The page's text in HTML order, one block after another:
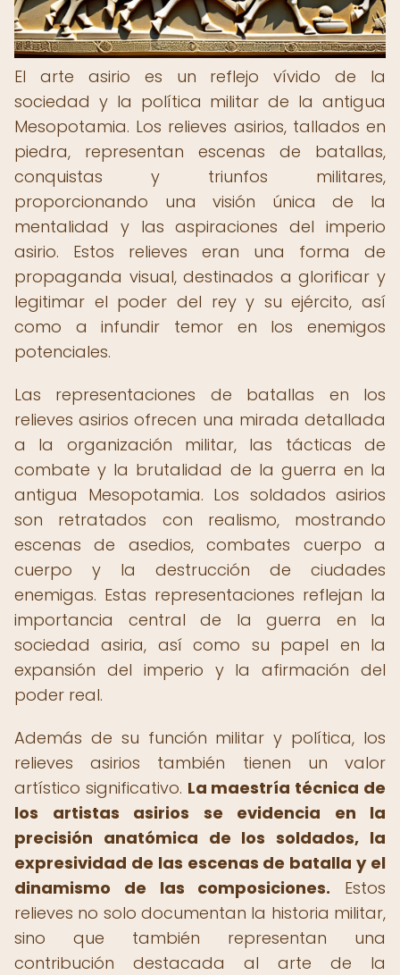
El arte asirio es un reflejo vívido de la
sociedad y la política militar de la antigua
Mesopotamia. Los relieves asirios, tallados en
piedra, representan escenas de batallas,
conquistas y triunfos militares,
proporcionando una visión única de la
mentalidad y las aspiraciones del imperio
asirio. Estos relieves eran una forma de
propaganda visual, destinados a glorificar y
legitimar el poder del rey y su ejército, así
como a infundir temor en los enemigos
potenciales.
Las representaciones de batallas en los
relieves asirios ofrecen una mirada detallada
a la organización militar, las tácticas de
combate y la brutalidad de la guerra en la
antigua Mesopotamia. Los soldados asirios
son retratados con realismo, mostrando
escenas de asedios, combates cuerpo a
cuerpo y la destrucción de ciudades
enemigas. Estas representaciones reflejan la
importancia central de la guerra en la
sociedad asiria, así como su papel en la
expansión del imperio y la afirmación del
poder real.
Además de su función militar y política, los
relieves asirios también tienen un valor
artístico significativo. La maestría técnica de
los artistas asirios se evidencia en la
precisión anatómica de los soldados, la
expresividad de las escenas de batalla y el
dinamismo de las composiciones. Estos
relieves no solo documentan la historia militar,
sino que también representan una
contribución destacada al arte de la